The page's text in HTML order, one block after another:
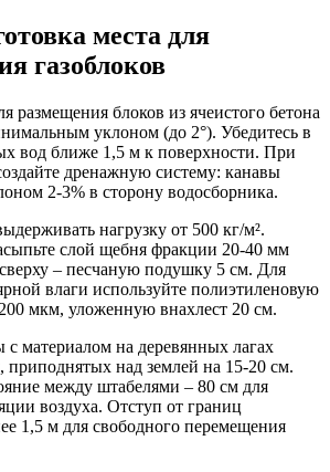
места для
газоблоков
размещения блоков из ячеистого бетона
уклоном (до 2°). Убедитесь в
вод ближе 1,5 м к поверхности. При
дренажную систему: канавы
2-3% в сторону водосборника.
нагрузку от 500 кг/м².
слой щебня фракции 20-40 мм
– песчаную подушку 5 см. Для
влаги используйте полиэтиленовую
мкм, уложенную внахлест 20 см.
материалом на деревянных лагах
приподнятых над землей на 15-20 см.
между штабелями – 80 см для
воздуха. Отступ от границ
1,5 м для свободного перемещения